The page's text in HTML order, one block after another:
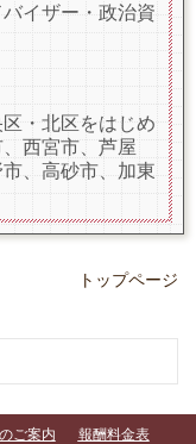
イザー・政治資
・北区をはじめ
西宮市、芦屋
、高砂市、加東
トップページ
ご案内
報酬料金表